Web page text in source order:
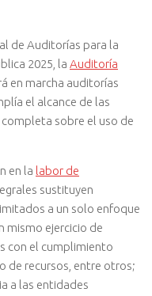
de Auditorías para la
2025 , la Auditoría
en marcha auditorías
el alcance de las
sobre el uso de
en la labor de
sustituyen
a un solo enfoque
mismo ejercicio de
con el cumplimiento
de recursos, entre otros;
a las entidades